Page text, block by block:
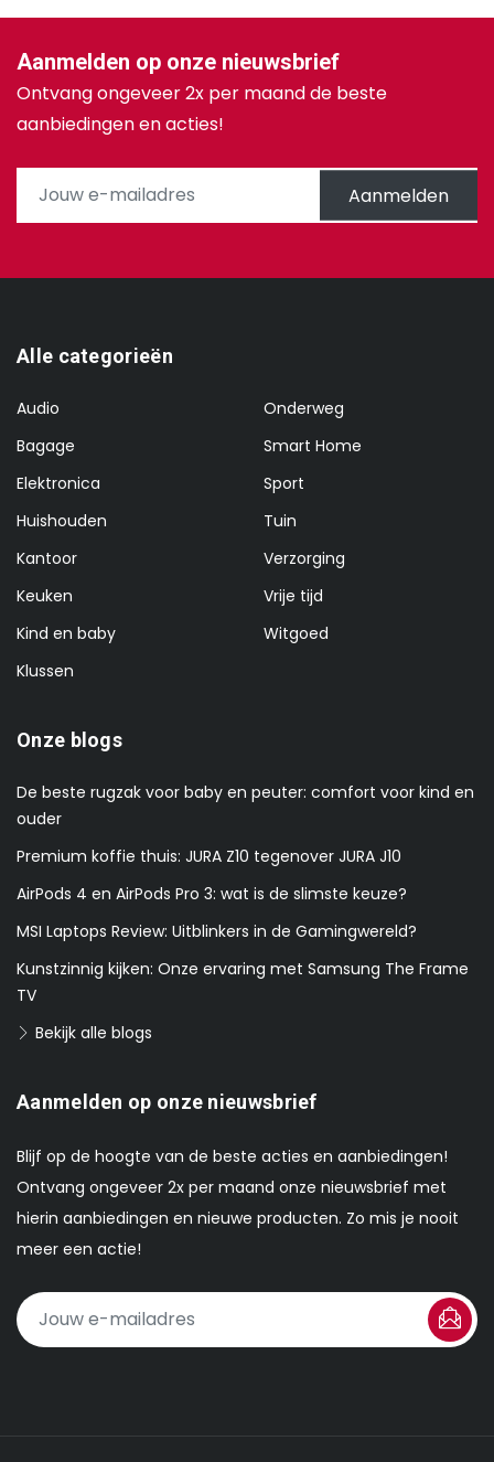
Aanmelden op onze nieuwsbrief
Ontvang ongeveer 2x per maand de beste
aanbiedingen en acties!
Aanmelden
Alle categorieën
Audio
Bagage
Elektronica
Huishouden
Kantoor
Keuken
Kind en baby
Klussen
Onderweg
Smart Home
Sport
Tuin
Verzorging
Vrije tijd
Witgoed
Onze blogs
De beste rugzak voor baby en peuter: comfort voor kind en
ouder
Premium koffie thuis: JURA Z10 tegenover JURA J10
AirPods 4 en AirPods Pro 3: wat is de slimste keuze?
MSI Laptops Review: Uitblinkers in de Gamingwereld?
Kunstzinnig kijken: Onze ervaring met Samsung The Frame
TV
Bekijk alle blogs
Aanmelden op onze nieuwsbrief
Blijf op de hoogte van de beste acties en aanbiedingen!
Ontvang ongeveer 2x per maand onze nieuwsbrief met
hierin aanbiedingen en nieuwe producten. Zo mis je nooit
meer een actie!